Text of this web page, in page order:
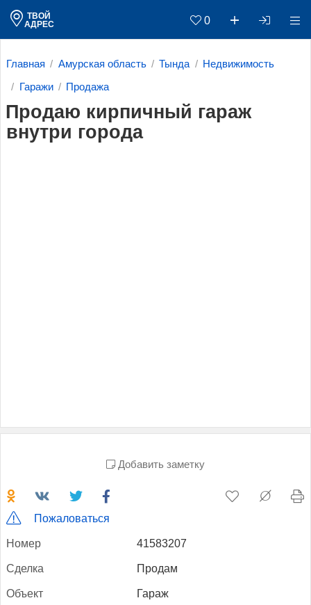
ТВОЙ
АДРЕС
0
Главная Амурская область Тында Недвижимость
Гаражи Продажа
Продаю кирпичный гараж
внутри города
Добавить заметку
Пожаловаться
Но­мер 41583207
Сдел­ка Продам
Объ­ект Гараж